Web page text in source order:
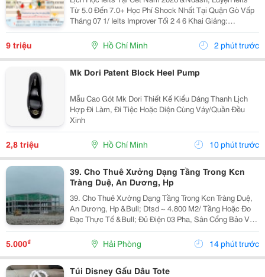
Từ 5.0 Đến 7.0+ Học Phí Shock Nhất Tại Quận Gò Vấp
Tháng 07 1/ Ielts Improver Tối 2 4 6 Khai Giảng:
13/07/2026 Khung Giờ: 18:00 Đến 21:00 Học Phí Ưu Đãi
5% Khi Đăng Ký 2/ Ielts...
9 triệu Hồ Chí Minh 2 phút trước
Mk Dori Patent Block Heel Pump
Mẫu Cao Gót Mk Dori Thiết Kế Kiểu Dáng Thanh Lịch
Hợp Đi Làm, Đi Tiệc Hoặc Diện Cùng Váy/Quần Đều
Xinh
2,8 triệu Hồ Chí Minh 10 phút trước
39. Cho Thuê Xưởng Dạng Tầng Trong Kcn
Tràng Duệ, An Dương, Hp
39. Cho Thuê Xưởng Dạng Tầng Trong Kcn Tràng Duệ,
An Dương, Hp &Bull; Dtsd ~ 4.800 M2/ Tầng Hoặc Đo
Đạc Thực Tế &Bull; Đủ Điện 03 Pha, Sân Cổng Bảo Vệ,
Pccc Tự Động, Mới 100% &Bull; Giá Chào Thuê 5.25
Usd/ M2/ Tháng
5.000₫ Hải Phòng 14 phút trước
Túi Disney Gấu Dâu Tote